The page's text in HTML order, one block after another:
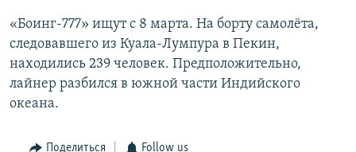
«Боинг-777» ищут с 8 марта. На борту самолёта,
следовавшего из Куала-Лумпура в Пекин,
находились 239 человек. Предположительно,
лайнер разбился в южной части Индийского
океана.
Поделиться Follow us